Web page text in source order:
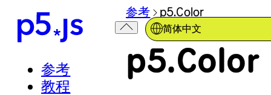
参考
教程
简体中文
参考 p5.Color
p5.Color